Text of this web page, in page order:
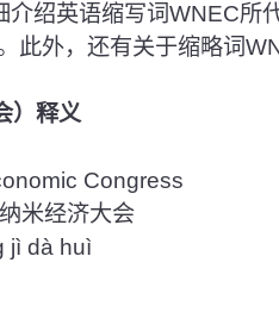
介绍英语缩写词WNEC所
此外，还有关于缩略词
）释义
Congress
米经济大会
jì dà huì